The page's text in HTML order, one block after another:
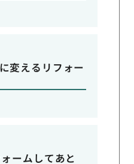
変えるリフォー
ームしてあと